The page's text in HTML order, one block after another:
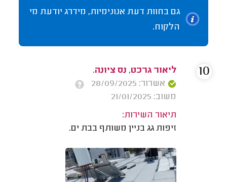
גם בחוות דעת אנונימיות, מידרג יודעת מי
הלקוח.
ליאור גרכט, נס ציונה.
אשרור: 28/09/2025
משוב: 21/01/2025
תיאור השירות:
זיפות גג בניין משותף בבת ים.
10